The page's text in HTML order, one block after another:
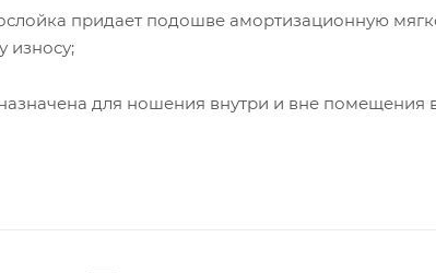
придает подошве амортизационную
износу;
для ношения внутри и вне